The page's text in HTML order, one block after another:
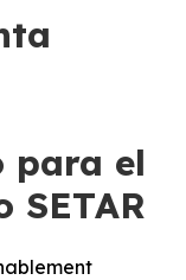
para el
SETAR